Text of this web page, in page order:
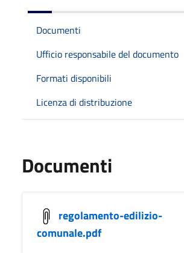
Documenti
Ufficio responsabile del documento
Formati disponibili
Licenza di distribuzione
Documenti
regolamento-edilizio-
comunale.pdf